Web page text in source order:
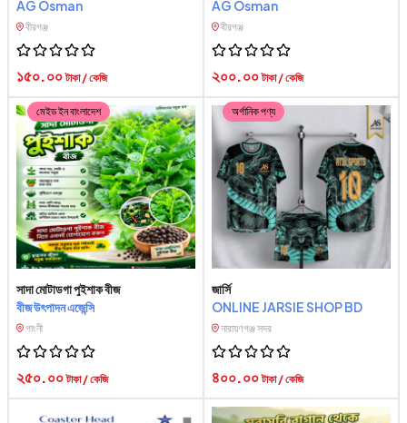
AG Osman
বীরগঞ্জ
১৫০.০০টাকা / কেজি
AG Osman
বীরগঞ্জ
২০০.০০টাকা / কেজি
মেইড ইন বাংলাদেশ
সাদা মোটাডগা পুইশাক বীজ
বীজ উৎপাদন এজেন্সি
গাংনী
২৫০.০০টাকা / কেজি
অর্গানিক পণ্য
জার্সি
ONLINE JARSIE SHOP BD
নারায়ণগঞ্জ সদর
৪০০.০০টাকা / কেজি